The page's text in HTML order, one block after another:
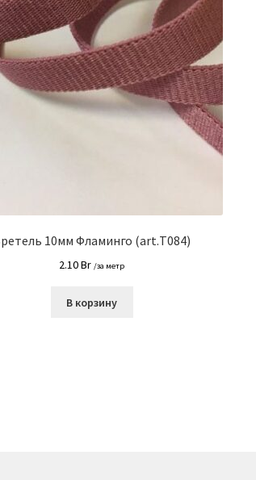
10мм Фламинго (art.Т084)
2.10Br /за метр
В корзину